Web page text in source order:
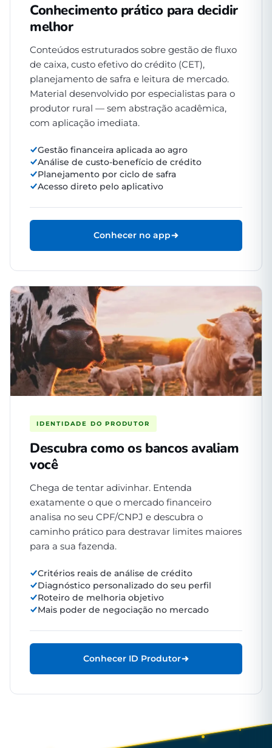
Conhecimento prático para decidir
melhor
Conteúdos estruturados sobre gestão de fluxo
de caixa, custo efetivo do crédito (CET),
planejamento de safra e leitura de mercado.
Material desenvolvido por especialistas para o
produtor rural — sem abstração acadêmica,
com aplicação imediata.
Gestão financeira aplicada ao agro
Análise de custo-benefício de crédito
Planejamento por ciclo de safra
Acesso direto pelo aplicativo
Conhecer no app
IDENTIDADE DO PRODUTOR
Descubra como os bancos avaliam
você
Chega de tentar adivinhar. Entenda
exatamente o que o mercado financeiro
analisa no seu CPF/CNPJ e descubra o
caminho prático para destravar limites maiores
para a sua fazenda.
Critérios reais de análise de crédito
Diagnóstico personalizado do seu perfil
Roteiro de melhoria objetivo
Mais poder de negociação no mercado
Conhecer ID Produtor